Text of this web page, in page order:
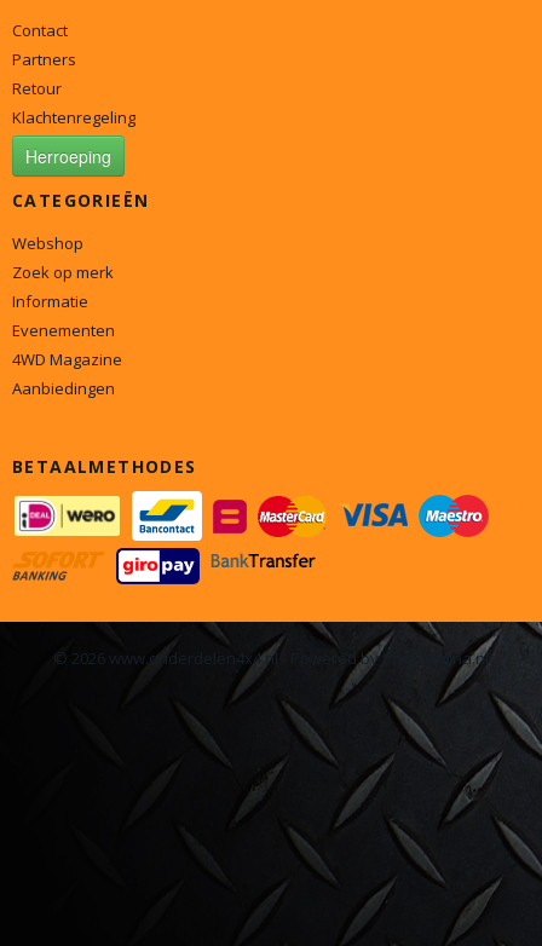
Contact
Partners
Retour
Klachtenregeling
Herroeping
CATEGORIEËN
Webshop
Zoek op merk
Informatie
Evenementen
4WD Magazine
Aanbiedingen
BETAALMETHODES
© 2026 www.onderdelen4x4.nl - Powered by Shoppagina.nl